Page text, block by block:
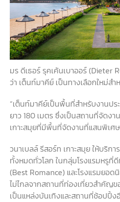
มร ดีเธอร์ รุคเค้นเบาออร์ (Dieter
ว่า เต็นท์มาคีย์ เป็นทางเลือกใหม่ส
“เต็นท์มาคีย์เป็นพื้นที่สำหรับงานปร
ยาว 180 เมตร ซึ่งเป็นสถานที่จัดงา
เกาะสมุยที่มีพื้นที่จัดงานที่แสนพิเศ
วนาเบลล์ รีสอร์ท เกาะสมุย ให้บริ
ทั้งหมดทั่วโลก ในกลุ่มโรงแรมหรูที่
(Best Romance) และโรงแรมยอด
ไม่ไกลจากสถานที่ท่องเที่ยวสำคัญข
เป็นแหล่งบันเทิงและสถานที่ช้อปปิ้ง